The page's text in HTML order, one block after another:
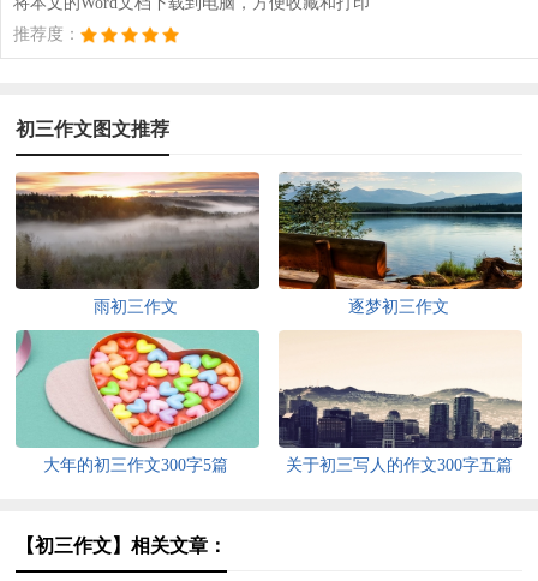
推荐度：
初三作文图文推荐
雨初三作文 逐梦初三作文
大年的初三作文300字5篇 关于初三写人的作文300字五篇
【初三作文】相关文章：